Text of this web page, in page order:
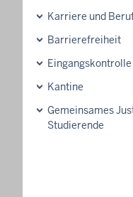
Karriere und
Barrierefreiheit
Eingangskontrolle
Kantine
Gemeinsames
Studierende